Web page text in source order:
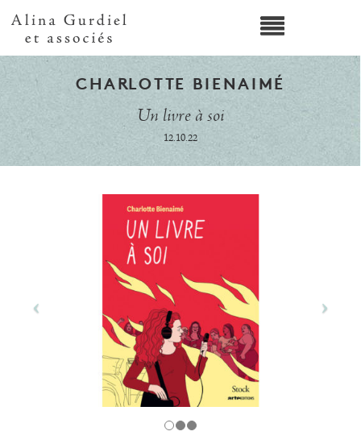
CHARLOTTE BIENAIMÉ
Un livre à soi
12.10.22